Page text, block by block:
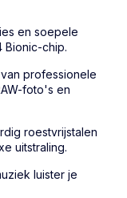
en soepele
Bionic-chip.
professionele
foto's en
roestvrijstalen
uitstraling.
luister je